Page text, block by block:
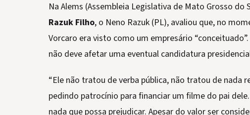
Na Alems (Assembleia Legislativa de Mato Grosso
Razuk Filho, o Neno Razuk (PL), avaliou que, no
Vorcaro era visto como um empresário
não deve afetar uma eventual candidatura
“Ele não tratou de verba pública, não tratou de nada
pedindo patrocínio para financiar um filme do pai
nada que possa prejudicar. Apesar do valor ser